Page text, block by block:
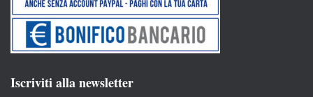
Iscriviti alla newsletter